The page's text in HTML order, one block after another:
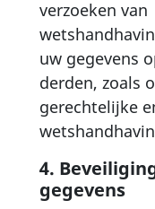
verzoeken van
uw gegevens
derden, zoals
gerechtelijke
4.
gegevens